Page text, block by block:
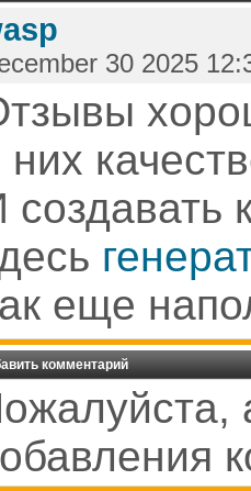
30 2025
них
создавать
еще
комментарий